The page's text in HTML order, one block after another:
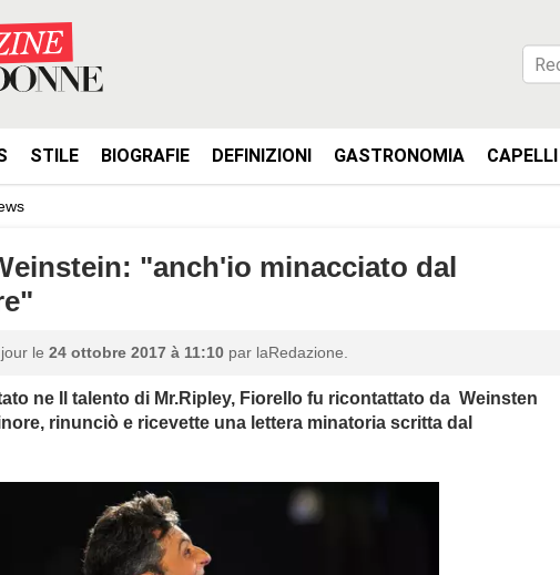
STILE BIOGRAFIE DEFINIZIONI GASTRONOMIA CAPELLI
"anch'io minacciato dal
le 24 ottobre 2017 à 11:10 par laRedazione.
ne Il talento di Mr.Ripley, Fiorello fu ricontattato da Weinsten
rinunciò e ricevette una lettera minatoria scritta dal